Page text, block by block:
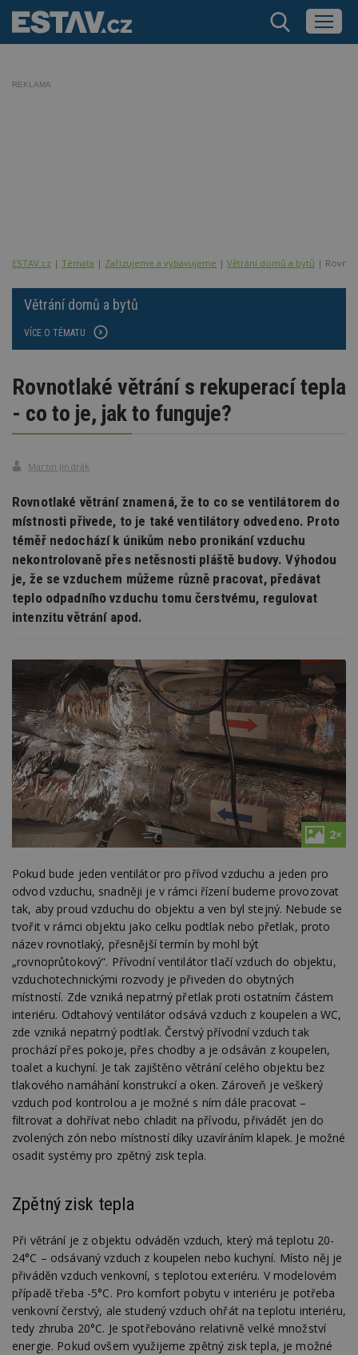
REKLAMA
ESTAV.cz Témata Zařizujeme a vybavujeme Větrání domů a bytů
Větrání domů a bytů
VÍCE O TÉMATU
Rovnotlaké větrání s rekuperací tepla
- co to je, jak to funguje?
Martin Jindrák
Rovnotlaké větrání znamená, že to co se ventilátorem do
místnosti přivede, to je také ventilátory odvedeno. Proto
téměř nedochází k únikům nebo pronikání vzduchu
nekontrolovaně přes netěsnosti pláště budovy. Výhodou
je, že se vzduchem můžeme různě pracovat, předávat
teplo odpadního vzduchu tomu čerstvému, regulovat
intenzitu větrání apod.
2×
Pokud bude jeden ventilátor pro přívod vzduchu a jeden pro
odvod vzduchu, snadněji je v rámci řízení budeme provozovat
tak, aby proud vzduchu do objektu a ven byl stejný. Nebude se
tvořit v rámci objektu jako celku podtlak nebo přetlak, proto
název rovnotlaký, přesnější termín by mohl být
„rovnoprůtokový“. Přívodní ventilátor tlačí vzduch do objektu,
vzduchotechnickými rozvody je přiveden do obytných
místností. Zde vzniká nepatrný přetlak proti ostatním částem
interiéru. Odtahový ventilátor odsává vzduch z koupelen a WC,
zde vzniká nepatrný podtlak. Čerstvý přívodní vzduch tak
prochází přes pokoje, přes chodby a je odsáván z koupelen,
toalet a kuchyní. Je tak zajištěno větrání celého objektu bez
tlakového namáhání konstrukcí a oken. Zároveň je veškerý
vzduch pod kontrolou a je možné s ním dále pracovat –
filtrovat a dohřívat nebo chladit na přívodu, přivádět jen do
zvolených zón nebo místností díky uzavíráním klapek. Je možné
osadit systémy pro zpětný zisk tepla.
Zpětný zisk tepla
Při větrání je z objektu odváděn vzduch, který má teplotu 20-
24°C – odsávaný vzduch z koupelen nebo kuchyní. Místo něj je
přiváděn vzduch venkovní, s teplotou exteriéru. V modelovém
případě třeba -5°C. Pro komfort pobytu v interiéru je potřeba
venkovní čerstvý, ale studený vzduch ohřát na teplotu interiéru,
tedy zhruba 20°C. Je spotřebováno relativně velké množství
energie. Pokud ovšem využijeme zpětný zisk tepla, je možné